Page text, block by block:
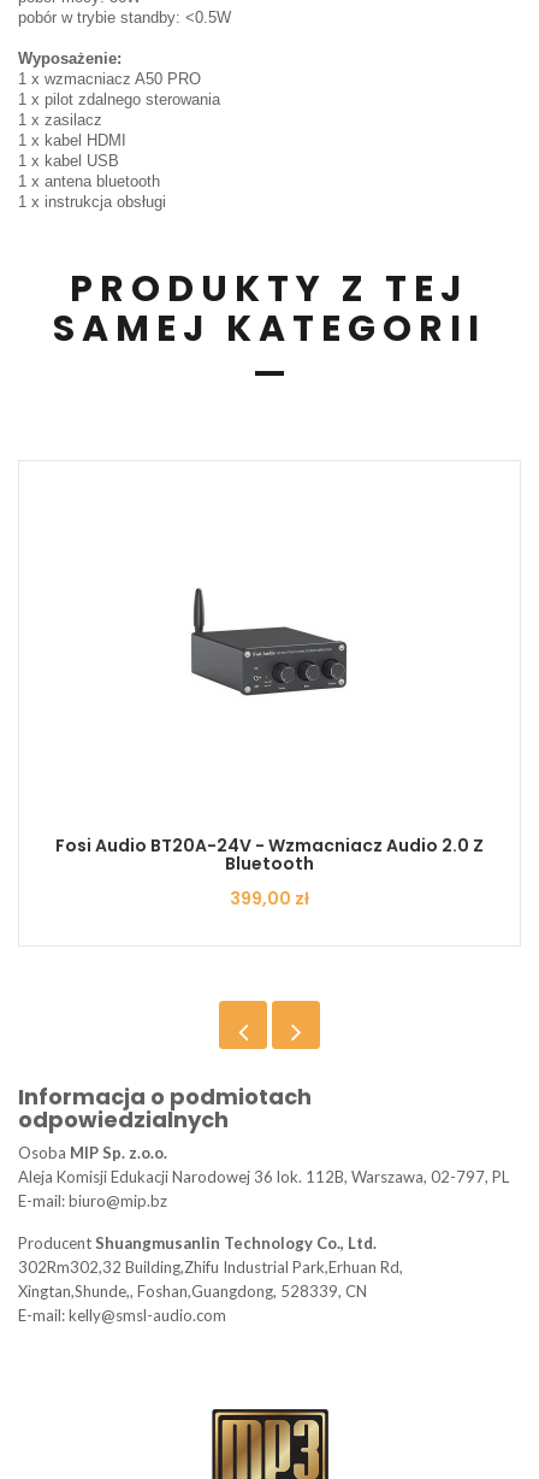
pobór w trybie standby: <0.5W
Wyposażenie:
1 x wzmacniacz A50 PRO
1 x pilot zdalnego sterowania
1 x zasilacz
1 x kabel HDMI
1 x kabel USB
1 x antena bluetooth
1 x instrukcja obsługi
PRODUKTY Z TEJ
SAMEJ KATEGORII
Fosi Audio BT20A-24V - Wzmacniacz Audio 2.0 Z
Bluetooth
Cena
399,00 zł
Informacja o podmiotach
odpowiedzialnych
Osoba MIP Sp. z.o.o.
Aleja Komisji Edukacji Narodowej 36 lok. 112B, Warszawa, 02-797, PL
E-mail: biuro@mip.bz
ProducentShuangmusanlin Technology Co., Ltd.
302Rm302,32 Building,Zhifu Industrial Park,Erhuan Rd,
Xingtan,Shunde,, Foshan,Guangdong, 528339, CN
E-mail: kelly@smsl-audio.com